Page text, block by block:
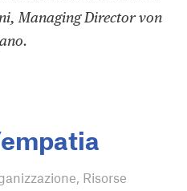
Managing Director von
Risorse